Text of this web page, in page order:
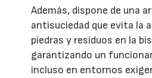
Además, dispone de una
antisuciedad que evita la
piedras y residuos en la
garantizando un
incluso en entornos